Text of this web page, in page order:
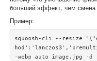
больший эффект, чем смена
Пример:
squoosh-cli --resize
-webp auto image.jpg -